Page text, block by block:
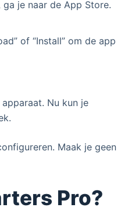
je naar de App Store.
of “Install” om de app
Nu kun je
Maak je geen
Pro?